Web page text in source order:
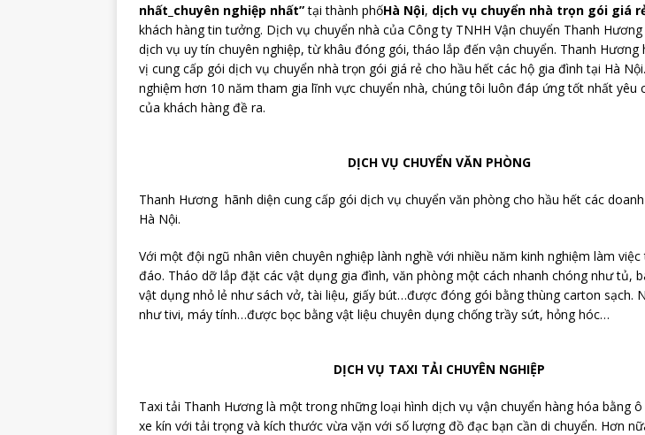
nhất_chuyên nghiệp nhất”tại thành phốHà Nội, dịch vụ chuyển nhà trọn gói giá
khách hàng tin tưởng. Dịch vụ chuyển nhà của Công ty TNHH Vận chuyển Thanh
dịch vụ uy tín chuyên nghiệp, từ khâu đóng gói, tháo lắp đến vận chuyển. Thanh Hương
vị cung cấp gói dịch vụ chuyển nhà trọn gói giá rẻ cho hầu hết các hộ gia đình tại Hà
nghiệm hơn 10 năm tham gia lĩnh vực chuyển nhà, chúng tôi luôn đáp ứng tốt nhất yêu
của khách hàng đề ra.
DỊCH VỤ CHUYỂN VĂN PHÒNG
Thanh Hương hãnh diện cung cấp gói dịch vụ chuyển văn phòng cho hầu hết các
Hà Nội.
Với một đội ngũ nhân viên chuyên nghiệp lành nghề với nhiều năm kinh nghiệm làm việc
đáo. Tháo dỡ lắp đặt các vật dụng gia đình, văn phòng một cách nhanh chóng như tủ,
vật dụng nhỏ lẻ như sách vở, tài liệu, giấy bút…được đóng gói bằng thùng carton sạch.
như tivi, máy tính…được bọc bằng vật liệu chuyên dụng chống trầy sứt, hỏng hóc…
DỊCH VỤ TAXI TẢI CHUYÊN NGHIỆP
Taxi tải Thanh Hương là một trong những loại hình dịch vụ vận chuyển hàng hóa bằng
xe kín với tải trọng và kích thước vừa vặn với số lượng đồ đạc bạn cần di chuyển. Hơn